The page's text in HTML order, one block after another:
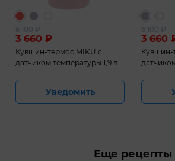
3 660 ₽
6 100₽
Кувшин-термос MIKU с
датчиком температуры 1,9 л
Уведомить
3 660
6 100₽
Кувшин-
Еще рецепты